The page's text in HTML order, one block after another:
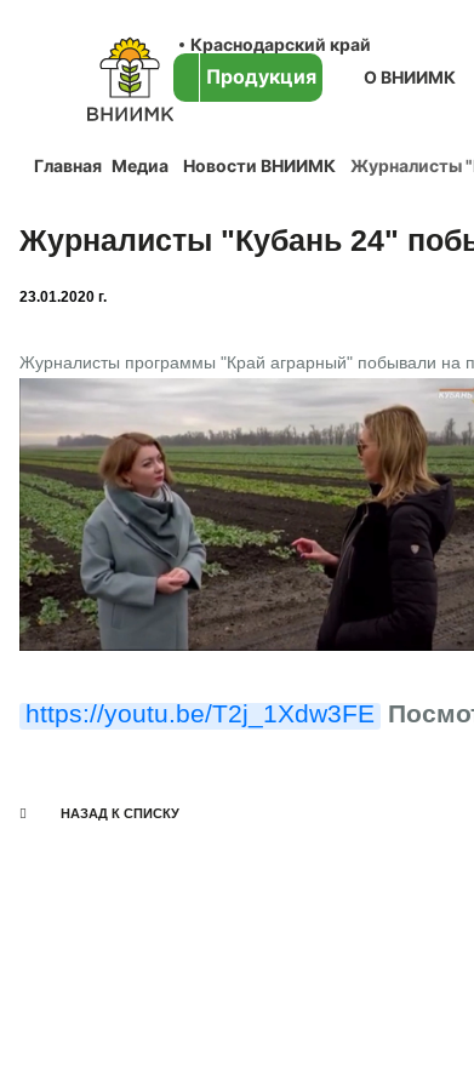
Краснодарский край
Продукция О ВНИИМК
Главная Медиа Новости ВНИИМК Журналисты
Журналисты "Кубань 24"
23.01.2020 г.
Журналисты программы "Край аграрный" побывали на
https://youtu.be/T2j_1Xdw3FE
НАЗАД К СПИСКУ